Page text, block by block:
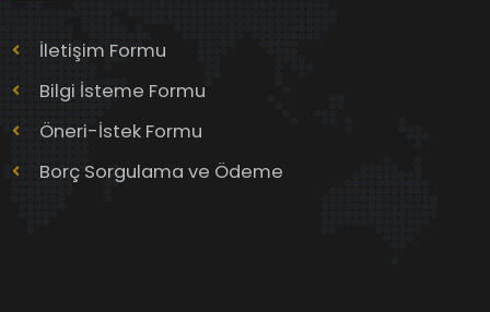
İletişim Formu
Bilgi İsteme Formu
Öneri-İstek Formu
Borç Sorgulama ve Ödeme